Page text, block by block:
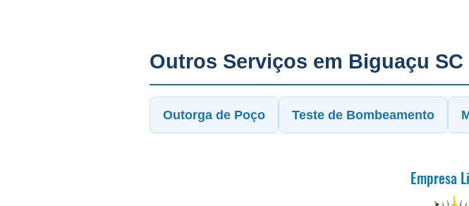
Outros Serviços em Biguaçu SC
Outorga de Poço Teste de Bombeamento
Empresa